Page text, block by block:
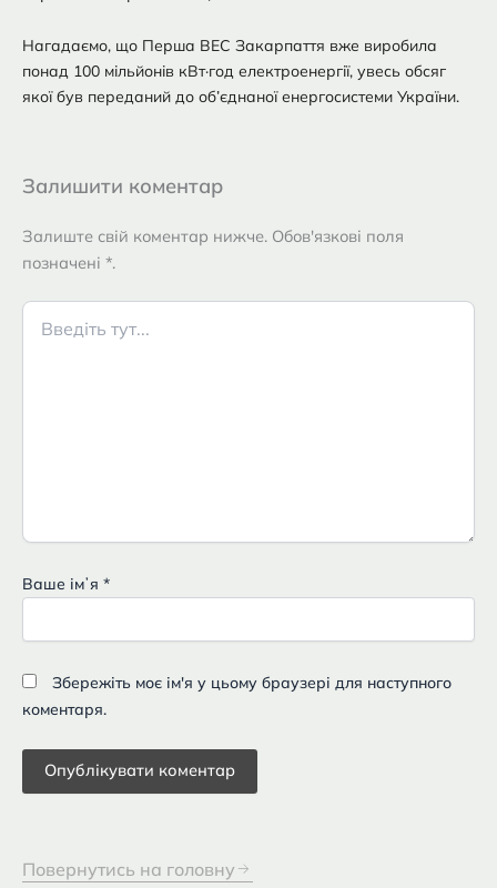
Нагадаємо, що Перша ВЕС Закарпаття вже виробила
понад 100 мільйонів кВт·год електроенергії, увесь обсяг
якої був переданий до об’єднаної енергосистеми України.
Залишити коментар
Залиште свій коментар нижче. Обов'язкові поля
позначені *.
Введіть
тут...
Ваше імʼя *
Збережіть моє ім'я у цьому браузері для наступного
коментаря.
Повернутись на головну